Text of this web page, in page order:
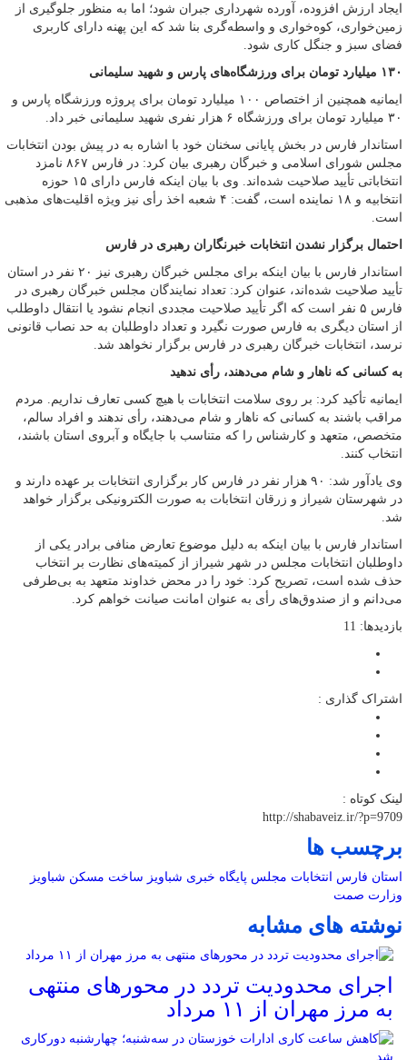
ایجاد ارزش افزوده، آورده شهرداری جبران شود؛ اما به منظور جلوگیری از
زمین‌خواری، کوه‌خواری و واسطه‌گری بنا شد که این پهنه دارای کاربری
فضای سبز و جنگل‌ کاری شود.
۱۳۰ میلیارد تومان برای ورزشگاه‌های پارس و شهید سلیمانی
ایمانیه همچنین از اختصاص ۱۰۰ میلیارد تومان برای پروژه ورزشگاه پارس و
۳۰ میلیارد تومان برای ورزشگاه ۶ هزار نفری شهید سلیمانی خبر داد.
استاندار فارس در بخش پایانی سخنان خود با اشاره به در پیش بودن انتخابات
مجلس شورای اسلامی ‌و خبرگان رهبری بیان کرد: در فارس ۸۶۷ نامزد
انتخاباتی تأیید صلاحیت شده‌اند. وی با بیان اینکه فارس دارای ۱۵ حوزه
انتخابیه و ۱۸ نماینده است، گفت: ۴ شعبه اخذ رأی نیز ویژه اقلیت‌های مذهبی
است.
احتمال برگزار نشدن انتخابات خبرنگاران رهبری در فارس
استاندار فارس با بیان اینکه برای مجلس خبرگان رهبری نیز ۲۰ نفر در استان
تأیید صلاحیت شده‌اند، عنوان کرد: تعداد نمایندگان مجلس خبرگان رهبری در
فارس ۵ نفر است که اگر تأیید صلاحیت مجددی انجام نشود یا انتقال داوطلب
از استان دیگری به فارس صورت نگیرد و تعداد داوطلبان به حد نصاب قانونی
نرسد، انتخابات خبرگان رهبری در فارس برگزار نخواهد شد.
به کسانی که ناهار و شام می‌دهند، رأی ندهید
ایمانیه تأکید کرد: بر روی سلامت انتخابات با هیچ کسی تعارف نداریم. مردم
مراقب باشند به کسانی که ناهار و شام می‌دهند، رأی ندهند و افراد سالم،
متخصص، متعهد و کارشناس را که متناسب با جایگاه و آبروی استان باشند،
انتخاب کنند.
وی یادآور شد: ۹۰ هزار نفر در فارس کار برگزاری انتخابات بر عهده دارند و
در شهرستان شیراز و زرقان انتخابات به صورت الکترونیکی برگزار خواهد
شد.
استاندار فارس با بیان اینکه به دلیل موضوع تعارض منافی برادر یکی از
داوطلبان انتخابات مجلس در شهر شیراز از کمیته‌های نظارت بر انتخاب
حذف شده است، تصریح کرد: ‌خود را در محض خداوند متعهد به بی‌طرفی
می‌دانم و از صندوق‌های رأی به عنوان امانت صیانت خواهم کرد.
بازدیدها: 11
اشتراک گذاری :
لینک کوتاه :
http://shabaveiz.ir/?p=9709
برچسب ها
استان فارس انتخابات مجلس پایگاه خبری شباویز ساخت مسکن شباویز
وزارت صمت
نوشته های مشابه
اجرای محدودیت تردد در محورهای منتهی
به مرز مهران از ۱۱ مرداد